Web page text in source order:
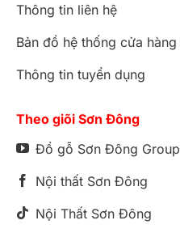
Thông tin liên hệ
Bản đồ hệ thống cửa hàng
Thông tin tuyển dụng
Theo giõi Sơn Đông
Đồ gỗ Sơn Đông Group
Nội thất Sơn Đông
Nội Thất Sơn Đông